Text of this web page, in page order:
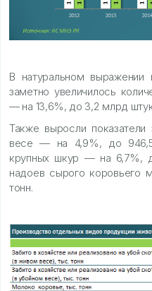
В натуральном выражении
заметно увеличилось
— на 13,6%, до 3,2 млрд
Также выросли
весе — на 4,9%, до 946,5
крупных шкур — на 6,7%,
надоев сырого
тонн.